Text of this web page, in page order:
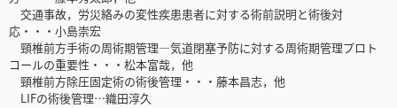
交通事故，労災絡みの変性疾患患者に対する術前説明と術後対
応・・・小島崇宏
頸椎前方手術の周術期管理―気道閉塞予防に対する周術期管理プロト
コールの重要性・・・松本富哉，他
頸椎前方除圧固定術の術後管理・・・藤本昌志，他
LIFの術後管理…織田淳久